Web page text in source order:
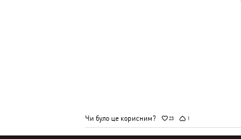
Чи було це корисним? 23 1